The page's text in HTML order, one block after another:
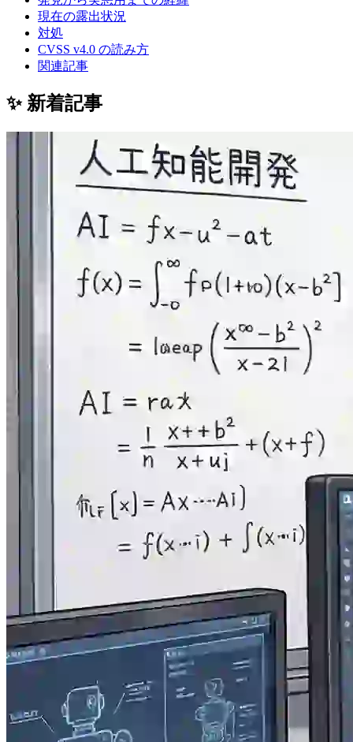
現在の露出状況
対処
CVSS v4.0 の読み方
関連記事
✨ 新着記事